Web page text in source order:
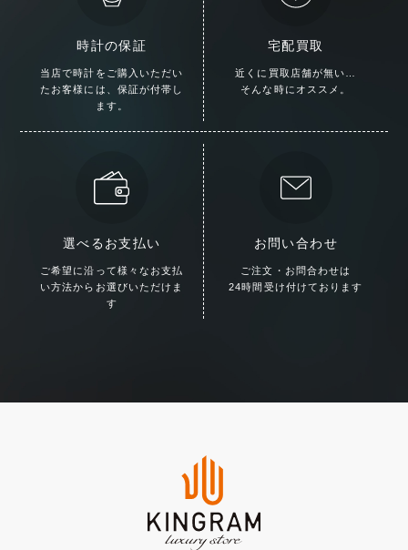
時計の保証
当店で時計をご購入いただい
た お客様には、保証が付帯し
ます。
宅配買取
近くに買取店舗が無い…
そんな時にオススメ。
選べるお支払い
ご希望に沿って様々な お支払
い方法からお選びいただけま
す
お問い合わせ
ご注文・お問合わせは
24時間受け付けております